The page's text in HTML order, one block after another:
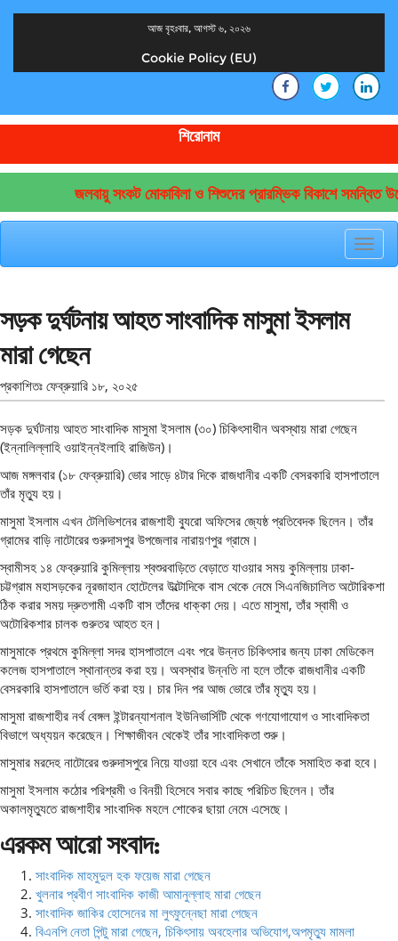
আজ বৃহঃবার, আগস্ট ৬, ২০২৬
Cookie Policy (EU)
শিরোনাম
জলবায়ু সংকট মোকাবিলা ও শিশুদের প্রারম্ভিক বিকাশে সমন্বিত
সড়ক দুর্ঘটনায় আহত সাংবাদিক মাসুমা ইসলাম
মারা গেছেন
প্রকাশিতঃ ফেব্রুয়ারি ১৮, ২০২৫
সড়ক দুর্ঘটনায় আহত সাংবাদিক মাসুমা ইসলাম (৩০) চিকিৎসাধীন অবস্থায় মারা গেছেন
(ইন্নালিল্লাহি ওয়াইন্নইলাহি রাজিউন)।
আজ মঙ্গলবার (১৮ ফেব্রুয়ারি) ভোর সাড়ে ৪টার দিকে রাজধানীর একটি বেসরকারি হাসপাতালে
তাঁর মৃত্যু হয়।
মাসুমা ইসলাম এখন টেলিভিশনের রাজশাহী ব্যুরো অফিসের জ্যেষ্ঠ প্রতিবেদক ছিলেন। তাঁর
গ্রামের বাড়ি নাটোরের গুরুদাসপুর উপজেলার নারায়ণপুর গ্রামে।
স্বামীসহ ১৪ ফেব্রুয়ারি কুমিল্লায় শ্বশুরবাড়িতে বেড়াতে যাওয়ার সময় কুমিল্লায় ঢাকা-
চট্টগ্রাম মহাসড়কের নূরজাহান হোটেলের উল্টোদিকে বাস থেকে নেমে সিএনজিচালিত অটোরিকশা
ঠিক করার সময় দ্রুতগামী একটি বাস তাঁদের ধাক্কা দেয়। এতে মাসুমা, তাঁর স্বামী ও
অটোরিকশার চালক গুরুতর আহত হন।
মাসুমাকে প্রথমে কুমিল্লা সদর হাসপাতালে এবং পরে উন্নত চিকিৎসার জন্য ঢাকা মেডিকেল
কলেজ হাসপাতালে স্থানান্তর করা হয়। অবস্থার উন্নতি না হলে তাঁকে রাজধানীর একটি
বেসরকারি হাসপাতালে ভর্তি করা হয়। চার দিন পর আজ ভোরে তাঁর মৃত্যু হয়।
মাসুমা রাজশাহীর নর্থ বেঙ্গল ইন্টারন্যাশনাল ইউনিভার্সিটি থেকে গণযোগাযোগ ও সাংবাদিকতা
বিভাগে অধ্যয়ন করেছেন। শিক্ষাজীবন থেকেই তাঁর সাংবাদিকতা শুরু।
মাসুমার মরদেহ নাটোরের গুরুদাসপুরে নিয়ে যাওয়া হবে এবং সেখানে তাঁকে সমাহিত করা হবে।
মাসুমা ইসলাম কঠোর পরিশ্রমী ও বিনয়ী হিসেবে সবার কাছে পরিচিত ছিলেন। তাঁর
অকালমৃত্যুতে রাজশাহীর সাংবাদিক মহলে শোকের ছায়া নেমে এসেছে।
এরকম আরো সংবাদ:
সাংবাদিক মাহমুদুল হক ফয়েজ মারা গেছেন
খুলনার প্রবীণ সাংবাদিক কাজী আমানুল্লাহ মারা গেছেন
সাংবাদিক জাকির হোসেনের মা লুৎফুন্নেছা মারা গেছেন
বিএনপি নেতা পিন্টু মারা গেছেন, চিকিৎসায় অবহেলার অভিযোগ,অপমৃত্যু মামলা